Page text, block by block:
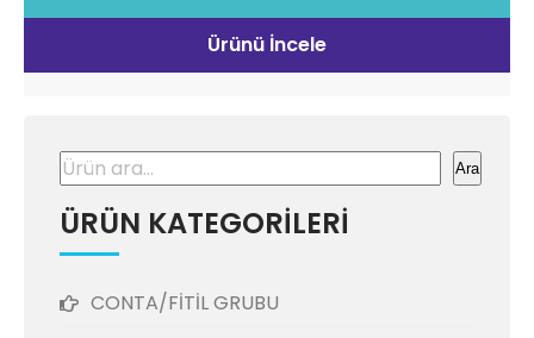
Ürünü İncele
Ara Ara
ÜRÜN KATEGORİLERİ
CONTA/FİTİL GRUBU